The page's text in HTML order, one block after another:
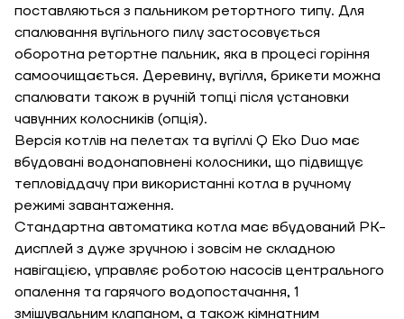
поставляються з пальником ретортного типу. Для
спалювання вугільного пилу застосовується
оборотна ретортне пальник, яка в процесі горіння
самоочищається. Деревину, вугілля, брикети можна
спалювати також в ручній топці після установки
чавунних колосників (опція).
Версія котлів на пелетах та вугіллі Q Eko Duo має
вбудовані водонаповнені колосники, що підвищує
тепловіддачу при використанні котла в ручному
режимі завантаження.
Стандартна автоматика котла має вбудований РК-
дисплей з дуже зручною і зовсім не складною
навігацією, управляє роботою насосів центрального
опалення та гарячого водопостачання, 1
змішувальним клапаном, а також кімнатним
утеплення, Вт/м
кв
Гарно утеплений, 55
Необхідна
потужність, кВт